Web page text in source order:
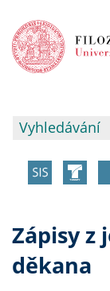
Zápisy z
děkana